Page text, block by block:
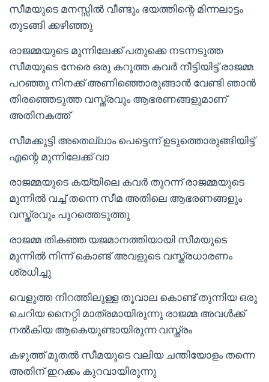
സീമയുടെ മനസ്സിൽ വീണ്ടും ഭയത്തിന്റെ മിന്നലാട്ടം
തുടങ്ങി ക്കഴിഞ്ഞു
രാജമ്മയുടെ മുന്നിലേക്ക് പതുക്കെ നടന്നടുത്ത
സീമയുടെ നേരെ ഒരു കറുത്ത കവർ നീട്ടിയിട്ട് രാജമ്മ
പറഞ്ഞു നിനക്ക് അണിഞ്ഞൊരുങ്ങാൻ വേണ്ടി ഞാൻ
തിരഞ്ഞെടുത്ത വസ്ത്രവും ആഭരണങ്ങളുമാണ്
അതിനകത്ത്
സീമക്കുട്ടി അതെല്ലാം പെട്ടെന്ന് ഉടുത്തൊരുങ്ങിയിട്ട്
എന്റെ മുന്നിലേക്ക് വാ
രാജമ്മയുടെ കയ്യിലെ കവർ തുറന്ന് രാജമ്മയുടെ
മുന്നിൽ വച്ച് തന്നെ സീമ അതിലെ ആഭരണങ്ങളും
വസ്ത്രവും പുറത്തെടുത്തു
രാജമ്മ തികഞ്ഞ യജമാനത്തിയായി സീമയുടെ
മുന്നിൽ നിന്ന് കൊണ്ട് അവളുടെ വസ്ത്രധാരണം
ശ്രധിച്ചു
വെളുത്ത നിറത്തിലുള്ള തൂവാല കൊണ്ട് തുന്നിയ ഒരു
ചെറിയ നൈറ്റി മാത്രമായിരുന്നു രാജമ്മ അവൾക്ക്
നൽകിയ ആകെയുണ്ടായിരുന്ന വസ്ത്രം
കഴുത്ത് മുതൽ സീമയുടെ വലിയ ചന്തിയോളം തന്നെ
അതിന് ഇറക്കം കുറവായിരുന്നു